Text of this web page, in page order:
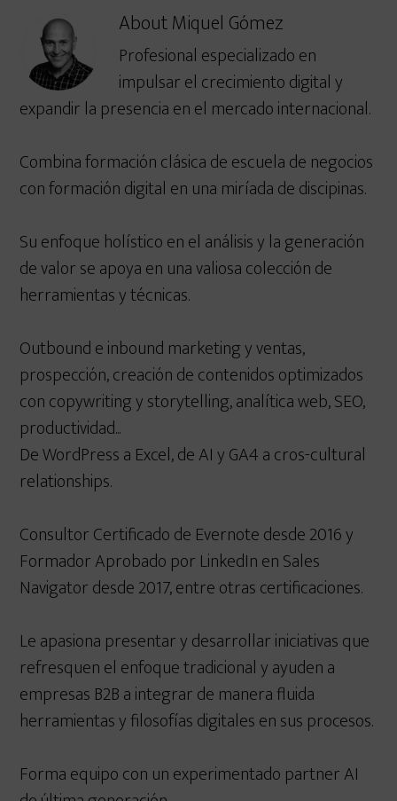
AboutMiquel Gómez
Profesional especializado en
impulsar el crecimiento digital y
expandir la presencia en el mercado internacional.
Combina formación clásica de escuela de negocios
con formación digital en una miríada de discipinas.
Su enfoque holístico en el análisis y la generación
de valor se apoya en una valiosa colección de
herramientas y técnicas.
Outbound e inbound marketing y ventas,
prospección, creación de contenidos optimizados
con copywriting y storytelling, analítica web, SEO,
productividad...
De WordPress a Excel, de AI y GA4 a cros-cultural
relationships.
Consultor Certificado de Evernote desde 2016 y
Formador Aprobado por LinkedIn en Sales
Navigator desde 2017, entre otras certificaciones.
Le apasiona presentar y desarrollar iniciativas que
refresquen el enfoque tradicional y ayuden a
empresas B2B a integrar de manera fluida
herramientas y filosofías digitales en sus procesos.
Forma equipo con un experimentado partner AI